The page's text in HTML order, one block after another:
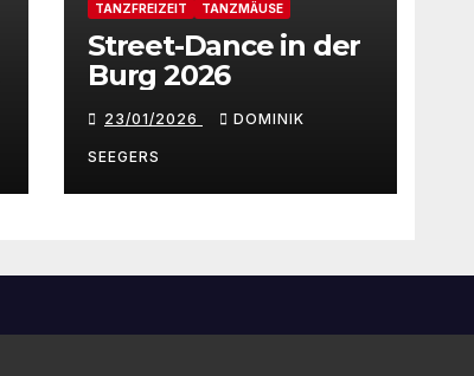
TANZFREIZEIT
TANZMÄUSE
Street-Dance in der
Burg 2026
23/01/2026 DOMINIK
SEEGERS